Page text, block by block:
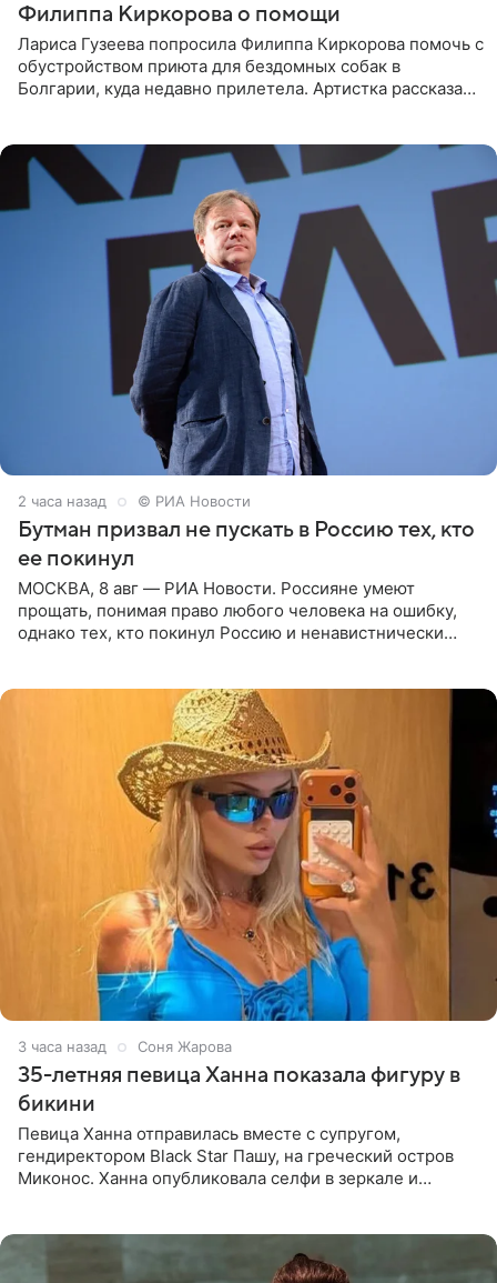
Филиппа Киркорова о помощи
Лариса Гузеева попросила Филиппа Киркорова помочь с
обустройством приюта для бездомных собак в
Болгарии, куда недавно прилетела. Артистка рассказала
2 часа назад © РИА Новости
Бутман призвал не пускать в Россию тех, кто
ее покинул
МОСКВА, 8 авг — РИА Новости. Россияне умеют
прощать, понимая право любого человека на ошибку,
однако тех, кто покинул Россию и ненавистнически
3 часа назад Соня Жарова
35-летняя певица Ханна показала фигуру в
бикини
Певица Ханна отправилась вместе с супругом,
гендиректором Black Star Пашу, на греческий остров
Миконос. Ханна опубликовала селфи в зеркале и